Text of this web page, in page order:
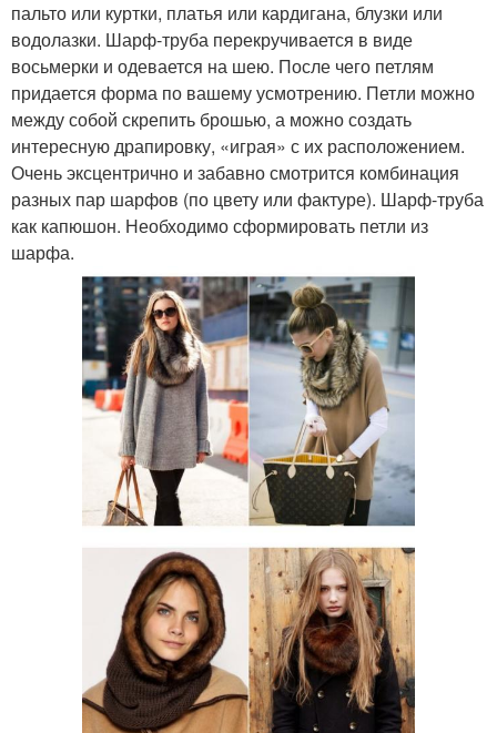
пальто или куртки, платья или кардигана, блузки или
водолазки. Шарф-труба перекручивается в виде
восьмерки и одевается на шею. После чего петлям
придается форма по вашему усмотрению. Петли можно
между собой скрепить брошью, а можно создать
интересную драпировку, «играя» с их расположением.
Очень эксцентрично и забавно смотрится комбинация
разных пар шарфов (по цвету или фактуре). Шарф-труба
как капюшон. Необходимо сформировать петли из
шарфа.